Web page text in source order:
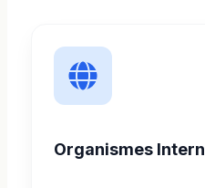
Organismes